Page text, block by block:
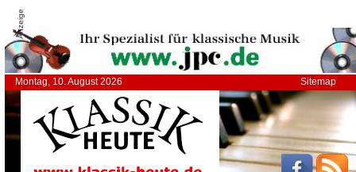
Anzeige
Montag, 10. August 2026 Sitemap